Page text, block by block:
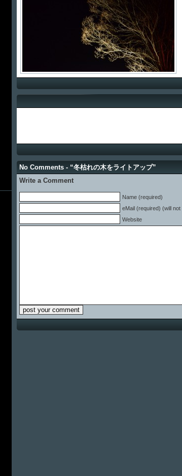
No Comments - “冬枯れの木をライトアップ”
Write a Comment
Name (required)
eMail (required) (will
Website